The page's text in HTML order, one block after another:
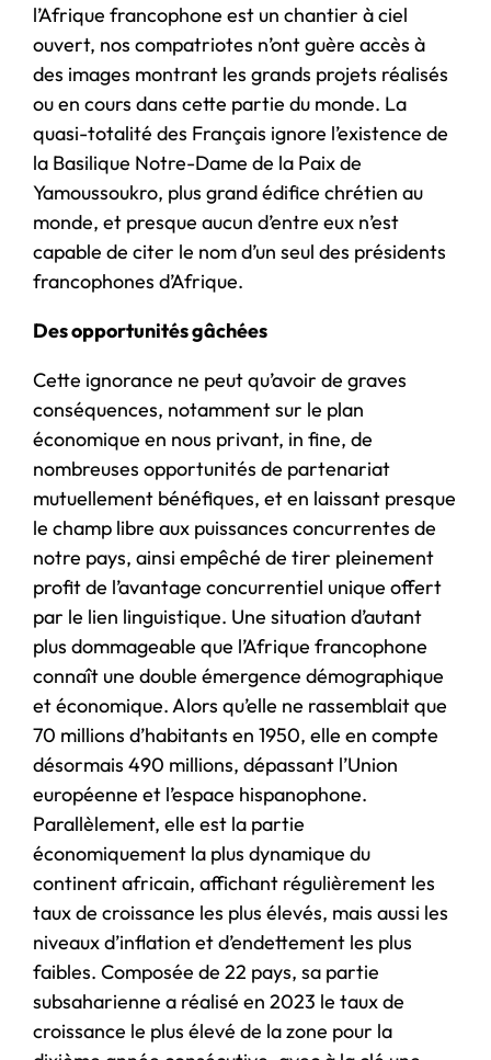
l’Afrique francophone est un chantier à ciel
ouvert, nos compatriotes n’ont guère accès à
des images montrant les grands projets réalisés
ou en cours dans cette partie du monde. La
quasi-totalité des Français ignore l’existence de
la Basilique Notre-Dame de la Paix de
Yamoussoukro, plus grand édifice chrétien au
monde, et presque aucun d’entre eux n’est
capable de citer le nom d’un seul des présidents
francophones d’Afrique.
Des opportunités gâchées
Cette ignorance ne peut qu’avoir de graves
conséquences, notamment sur le plan
économique en nous privant, in fine, de
nombreuses opportunités de partenariat
mutuellement bénéfiques, et en laissant presque
le champ libre aux puissances concurrentes de
notre pays, ainsi empêché de tirer pleinement
profit de l’avantage concurrentiel unique offert
par le lien linguistique. Une situation d’autant
plus dommageable que l’Afrique francophone
connaît une double émergence démographique
et économique. Alors qu’elle ne rassemblait que
70 millions d’habitants en 1950, elle en compte
désormais 490 millions, dépassant l’Union
européenne et l’espace hispanophone.
Parallèlement, elle est la partie
économiquement la plus dynamique du
continent africain, affichant régulièrement les
taux de croissance les plus élevés, mais aussi les
niveaux d’inflation et d’endettement les plus
faibles. Composée de 22 pays, sa partie
subsaharienne a réalisé en 2023 le taux de
croissance le plus élevé de la zone pour la